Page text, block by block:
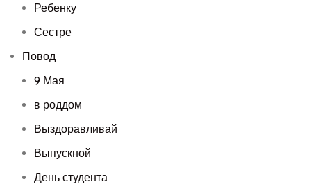
Ребенку
Сестре
Повод
9 Мая
в роддом
Выздоравливай
Выпускной
День студента